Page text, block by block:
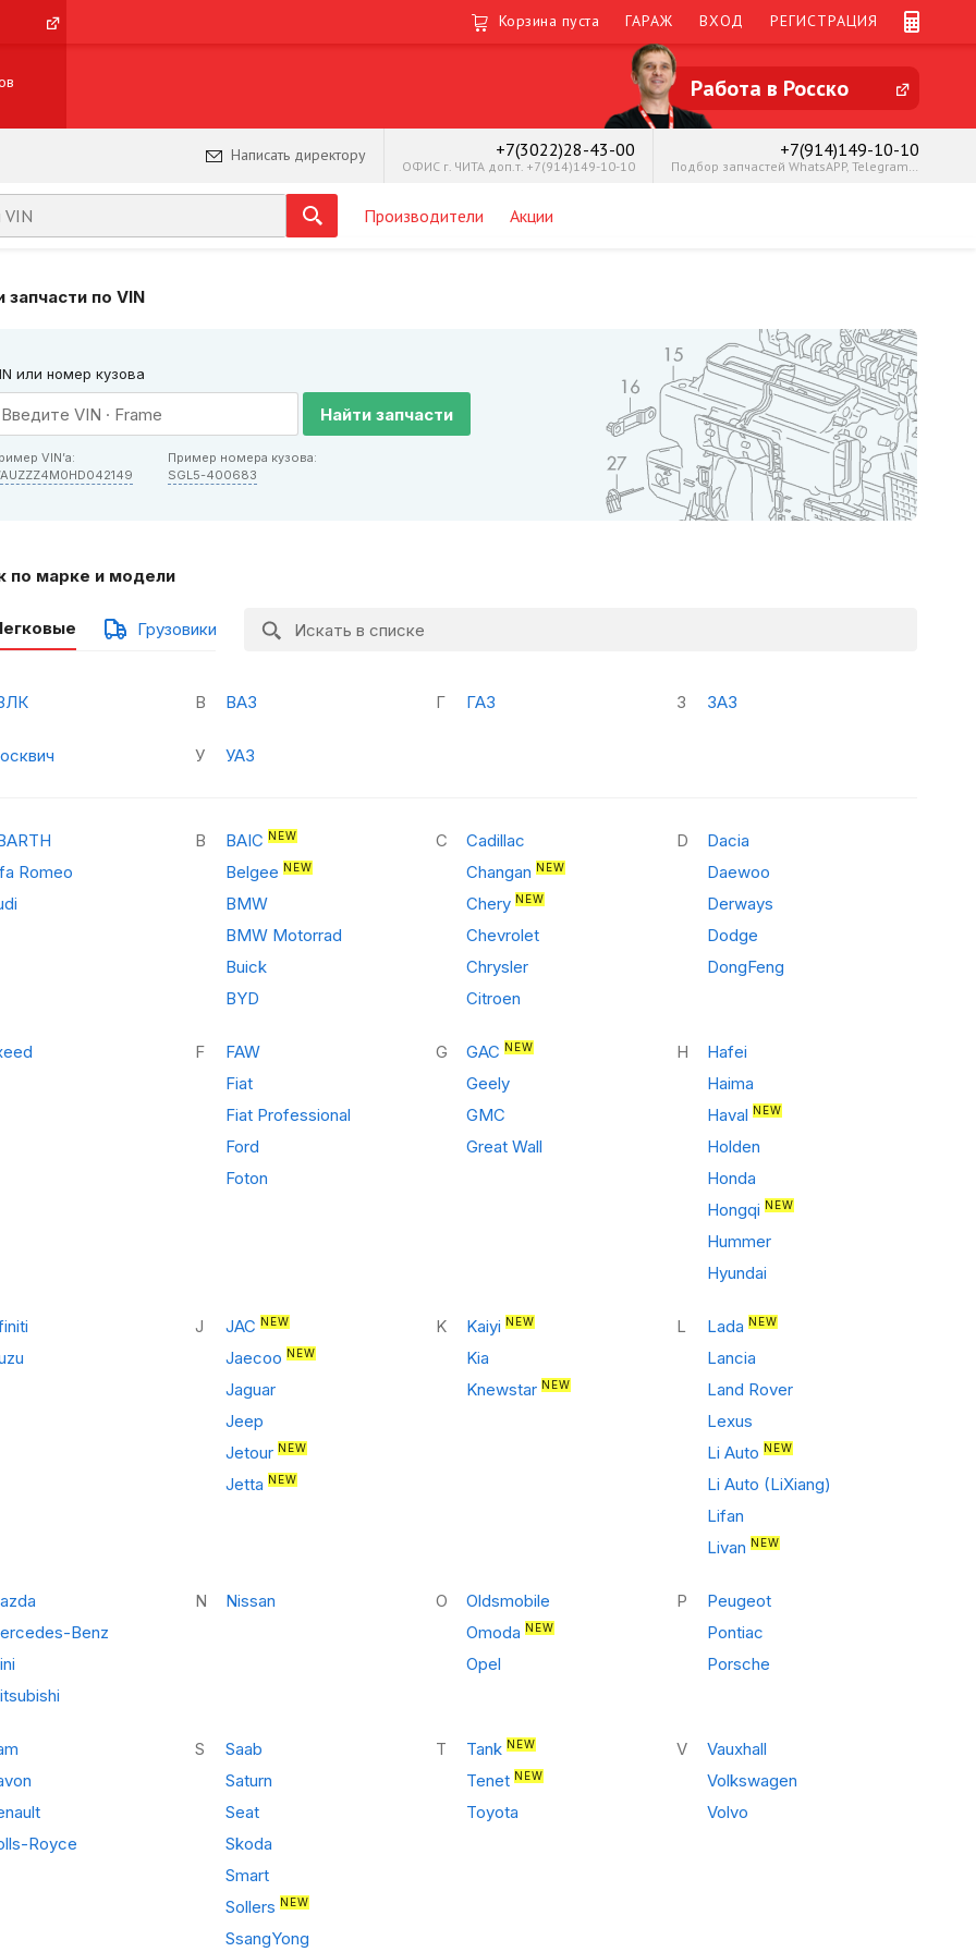
Корзина пуста ГАРАЖ ВХОД РЕГИСТРАЦИЯ
Работа в Росско
Написать директору +7(3022)28-43-00
ОФИС г. ЧИТА доп.т. +7(914)149-10-10
+7(914)149-10-10
Производители Акции
запчасти по VIN
или номер кузова
Найти запчасти
VIN’а:
Пример номера кузова:
SGL5-400683
по марке и модели
Грузовики
В ВАЗ Г ГАЗ З ЗАЗ
У УАЗ
Romeo
B BAIC NEW
Belgee NEW
BMW
BMW Motorrad
Buick
BYD
C
Cadillac
Changan NEW
Chery NEW
Chevrolet
Chrysler
Citroen
D
Dacia
Daewoo
Derways
Dodge
DongFeng
F
FAW
Fiat
Fiat Professional
Ford
Foton
G GAC NEW
Geely
GMC
Great Wall
H
Hafei
Haima
Haval NEW
Holden
Honda
Hongqi NEW
Hummer
Hyundai
J JAC NEW
Jaecoo NEW
Jaguar
Jeep
Jetour NEW
Jetta NEW
K Kaiyi NEW
Kia
Knewstar NEW
L Lada NEW
Lancia
Land Rover
Lexus
Li Auto NEW
Li Auto (LiXiang)
Lifan
Livan NEW
Benz
N Nissan O
Oldsmobile
Omoda NEW
Opel
P
Peugeot
Pontiac
Porsche
Royce
S
Saab
Saturn
Seat
Skoda
Smart
Sollers NEW
SsangYong
T Tank NEW
Tenet NEW
Toyota
V
Vauxhall
Volkswagen
Volvo